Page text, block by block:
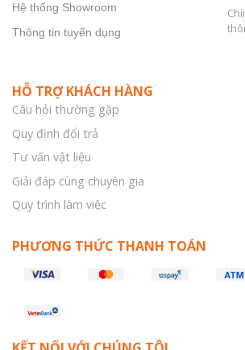
Hệ thống Showroom
Thông tin tuyển dụng
HỖ TRỢ KHÁCH HÀNG
Câu hỏi thường gặp
Quy định đổi trả
Tư vấn vật liệu
Giải đáp cùng chuyên gia
Quy trình làm việc
PHƯƠNG THỨC THANH TOÁN